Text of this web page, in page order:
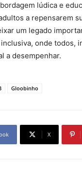
lúdica e
a repensarem
um legado
onde todos,
a desempenhar.
Gloobinho
X